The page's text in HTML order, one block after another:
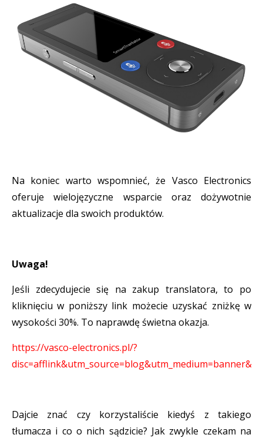
Na koniec warto wspomnieć, że Vasco Electronics
oferuje wielojęzyczne wsparcie oraz dożywotnie
aktualizacje dla swoich produktów.
Uwaga!
Jeśli zdecydujecie się na zakup translatora, to po
kliknięciu w poniższy link możecie uzyskać zniżkę w
wysokości 30%. To naprawdę świetna okazja.
https://vasco-electronics.pl/?
Dajcie znać czy korzystaliście kiedyś z takiego
tłumacza i co o nich sądzicie? Jak zwykle czekam na